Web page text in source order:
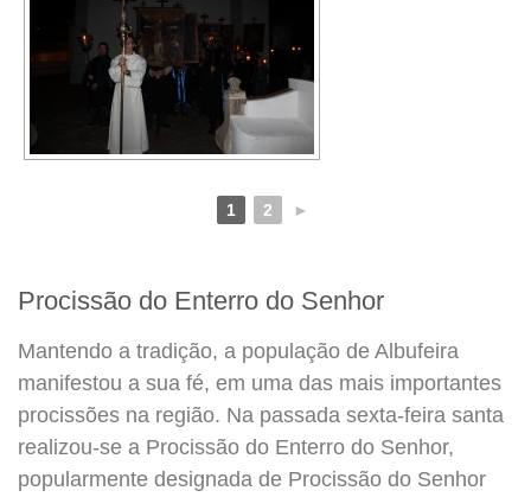
1 2 ►
Procissão do Enterro do Senhor
Mantendo a tradição, a população de Albufeira
manifestou a sua fé, em uma das mais importantes
procissões na região. Na passada sexta-feira santa
realizou-se a Procissão do Enterro do Senhor,
popularmente designada de Procissão do Senhor